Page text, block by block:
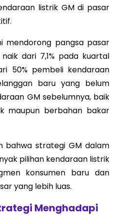
listrik GM di pasar
mendorong pangsa pasar
naik dari 7,1% pada kuartal
50% pembeli kendaraan
baru yang belum
GM sebelumnya, baik
maupun berbahan bakar
bahwa strategi GM dalam
pilihan kendaraan listrik
konsumen baru dan
yang lebih luas.
Menghadapi